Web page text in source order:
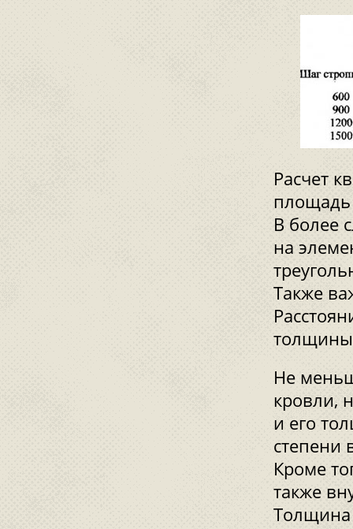
Расчет
площадь
В более
на
Также
толщины
Не
кровли,
и его
степени
Кроме
также
Толщина